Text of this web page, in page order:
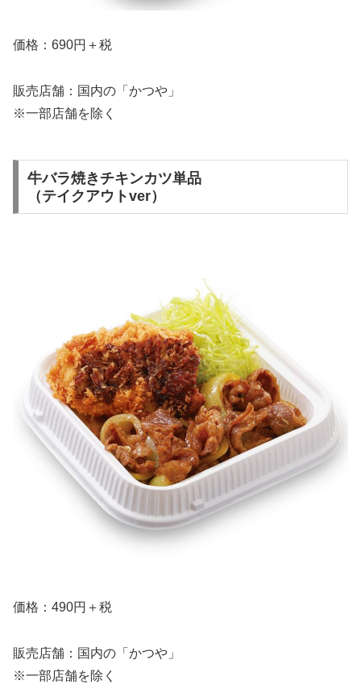
価格：690円＋税
販売店舗：国内の「かつや」
※一部店舗を除く
牛バラ焼きチキンカツ単品
（テイクアウトver）
価格：490円＋税
販売店舗：国内の「かつや」
※一部店舗を除く